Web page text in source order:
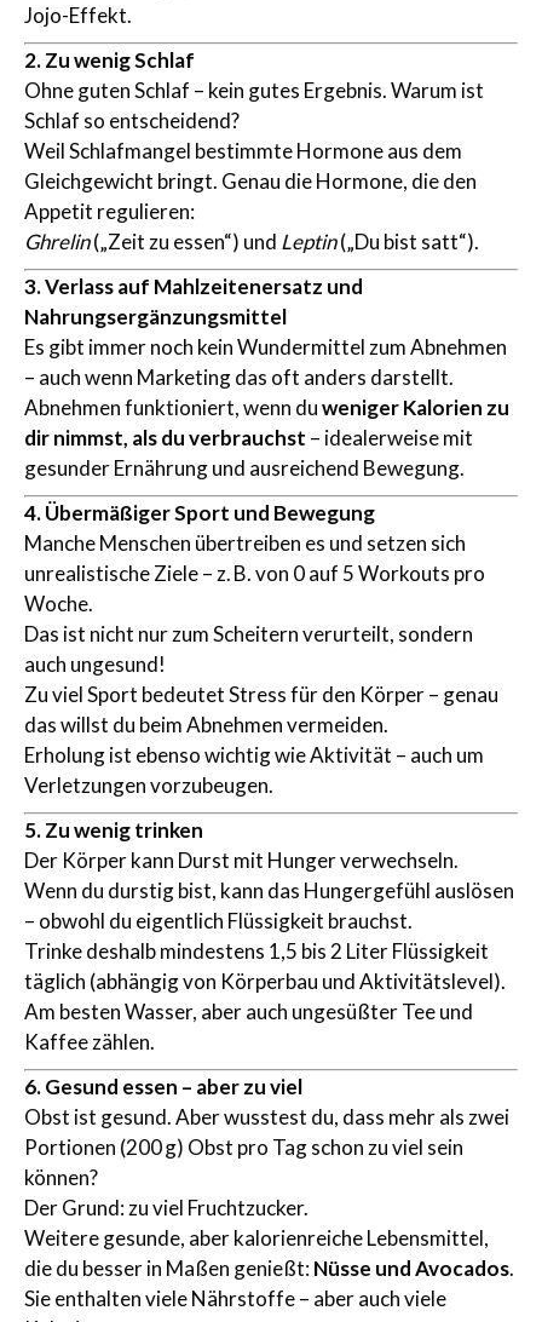
Jojo-Effekt.
2. Zu wenig Schlaf
Ohne guten Schlaf – kein gutes Ergebnis. Warum ist
Schlaf so entscheidend?
Weil Schlafmangel bestimmte Hormone aus dem
Gleichgewicht bringt. Genau die Hormone, die den
Appetit regulieren:
Ghrelin(„Zeit zu essen“) und Leptin(„Du bist satt“).
3. Verlass auf Mahlzeitenersatz und
Nahrungsergänzungsmittel
Es gibt immer noch kein Wundermittel zum Abnehmen
– auch wenn Marketing das oft anders darstellt.
Abnehmen funktioniert, wenn duweniger Kalorien zu
dir nimmst, als du verbrauchst – idealerweise mit
gesunder Ernährung und ausreichend Bewegung.
4. Übermäßiger Sport und Bewegung
Manche Menschen übertreiben es und setzen sich
unrealistische Ziele – z. B. von 0 auf 5 Workouts pro
Woche.
Das ist nicht nur zum Scheitern verurteilt, sondern
auch ungesund!
Zu viel Sport bedeutet Stress für den Körper – genau
das willst du beim Abnehmen vermeiden.
Erholung ist ebenso wichtig wie Aktivität – auch um
Verletzungen vorzubeugen.
5. Zu wenig trinken
Der Körper kann Durst mit Hunger verwechseln.
Wenn du durstig bist, kann das Hungergefühl auslösen
– obwohl du eigentlich Flüssigkeit brauchst.
Trinke deshalb mindestens 1,5 bis 2 Liter Flüssigkeit
täglich (abhängig von Körperbau und Aktivitätslevel).
Am besten Wasser, aber auch ungesüßter Tee und
Kaffee zählen.
6. Gesund essen – aber zu viel
Obst ist gesund. Aber wusstest du, dass mehr als zwei
Portionen (200 g) Obst pro Tag schon zu viel sein
können?
Der Grund: zu viel Fruchtzucker.
Weitere gesunde, aber kalorienreiche Lebensmittel,
die du besser in Maßen genießt:Nüsse und Avocados.
Sie enthalten viele Nährstoffe – aber auch viele